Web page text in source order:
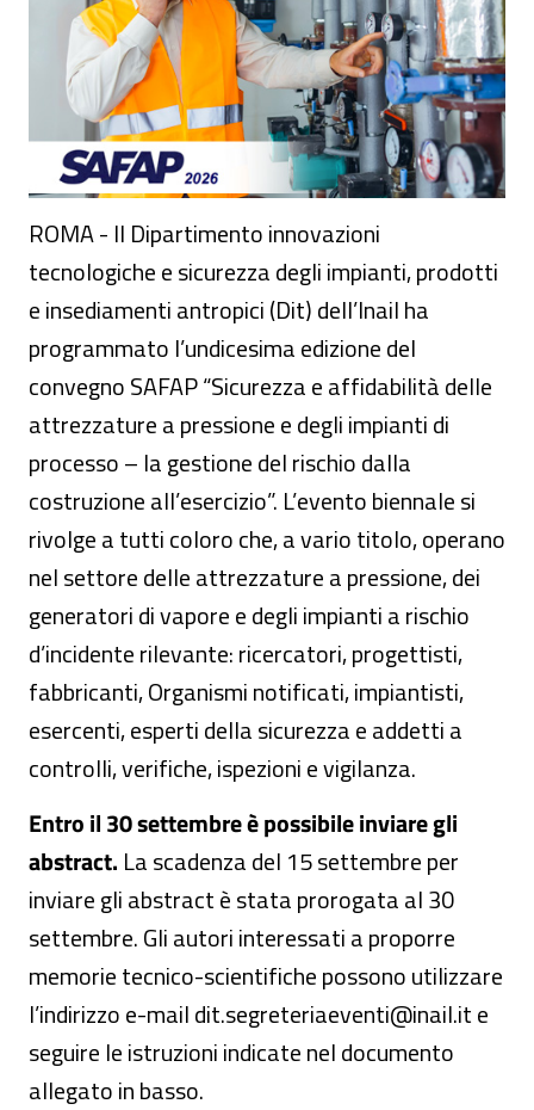
ROMA - Il Dipartimento innovazioni
tecnologiche e sicurezza degli impianti, prodotti
e insediamenti antropici (Dit) dell’Inail ha
programmato l’undicesima edizione del
convegno SAFAP “Sicurezza e affidabilità delle
attrezzature a pressione e degli impianti di
processo – la gestione del rischio dalla
costruzione all’esercizio”. L’evento biennale si
rivolge a tutti coloro che, a vario titolo, operano
nel settore delle attrezzature a pressione, dei
generatori di vapore e degli impianti a rischio
d’incidente rilevante: ricercatori, progettisti,
fabbricanti, Organismi notificati, impiantisti,
esercenti, esperti della sicurezza e addetti a
controlli, verifiche, ispezioni e vigilanza.
Entro il 30 settembre è possibile inviare gli
abstract. La scadenzadel 15 settembre per
inviare gli abstract è stata prorogata al 30
settembre. Gli autori interessati a proporre
memorie tecnico-scientifiche possono utilizzare
l’indirizzo e-mail dit.segreteriaeventi@inail.it e
seguire le istruzioni indicate nel documento
allegato in basso.